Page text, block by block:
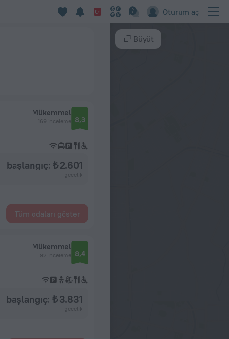
Oturum aç
Mükemmel
169 inceleme 8,3
başlangıç: ₺ 2.601
Tüm odaları göster
Mükemmel
92 inceleme 8,4
başlangıç: ₺ 3.831
Büyüt